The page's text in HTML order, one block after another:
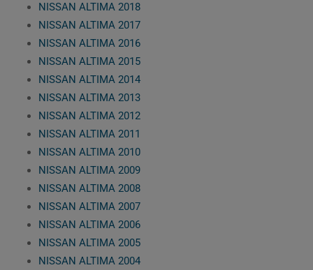
NISSAN ALTIMA 2018
NISSAN ALTIMA 2017
NISSAN ALTIMA 2016
NISSAN ALTIMA 2015
NISSAN ALTIMA 2014
NISSAN ALTIMA 2013
NISSAN ALTIMA 2012
NISSAN ALTIMA 2011
NISSAN ALTIMA 2010
NISSAN ALTIMA 2009
NISSAN ALTIMA 2008
NISSAN ALTIMA 2007
NISSAN ALTIMA 2006
NISSAN ALTIMA 2005
NISSAN ALTIMA 2004